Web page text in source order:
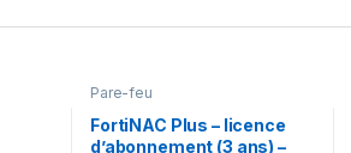
Pare-feu
FortiNAC Plus – licence
d’abonnement (3 ans) –